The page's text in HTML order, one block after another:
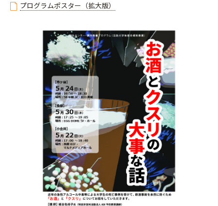
プログラムポスター（拡大版）